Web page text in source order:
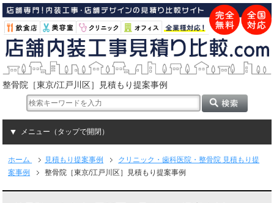
整骨院［東京/江戸川区］見積もり提案事例
メニュー（タップで開閉）
ホーム 見積もり提案事例
クリニック・歯科医院・整骨院 見積もり提
案事例
整骨院［東京/江戸川区］見積もり提案事例